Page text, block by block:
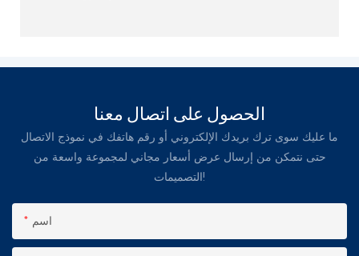
الحصول على اتصال معنا
ما عليك سوى ترك بريدك الإلكتروني أو رقم هاتفك في نموذج الاتصال
حتى نتمكن من إرسال عرض أسعار مجاني لمجموعة واسعة من
التصميمات!
اسم